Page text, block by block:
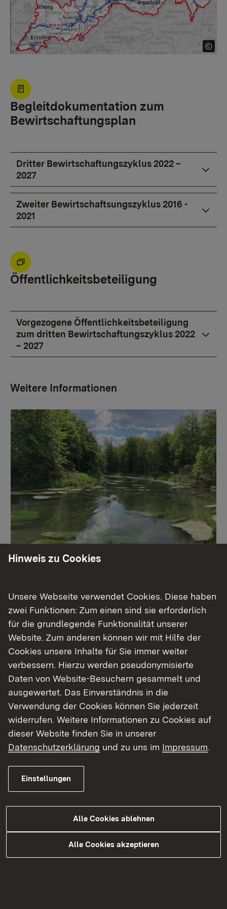
Begleitdokumentation zum
Bewirtschaftungsplan
Dritter Bewirtschaftungszyklus 2022 –
2027
Zweiter Bewirtschaftsungszyklus 2016 -
2021
Öffentlichkeitsbeteiligung
Vorgezogene Öffentlichkeitsbeteiligung
zum dritten Bewirtschaftungszyklus 2022
– 2027
Weitere Informationen
Wasserrahmenrichtlinie
Mehr erfahren
Übersicht aller
Hinweis zu Cookies
Unsere Webseite verwendet Cookies. Diese haben
zwei Funktionen: Zum einen sind sie erforderlich
für die grundlegende Funktionalität unserer
Website. Zum anderen können wir mit Hilfe der
Cookies unsere Inhalte für Sie immer weiter
verbessern. Hierzu werden pseudonymisierte
Daten von Website-Besuchern gesammelt und
ausgewertet. Das Einverständnis in die
Verwendung der Cookies können Sie jederzeit
widerrufen. Weitere Informationen zu Cookies auf
dieser Website finden Sie in unserer
Datenschutzerklärung und zu uns im Impressum.
Einstellungen
Alle Cookies ablehnen
Alle Cookies akzeptieren